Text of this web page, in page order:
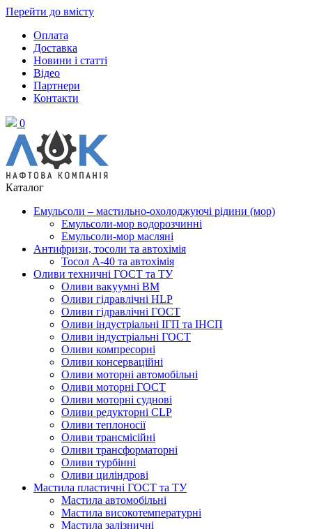
Перейти до вмісту
Оплата
Доставка
Новини і статті
Відео
Партнери
Контакти
0
Каталог
Емульсоли – мастильно-охолоджуючі рідини (мор)
Емульсоли-мор водорозчинні
Емульсоли-мор масляні
Антифризи, тосоли та автохімія
Тосол А-40 та автохімія
Оливи техничні ГОСТ та ТУ
Оливи вакуумні ВМ
Оливи гідравлічні HLP
Оливи гідравлічні ГОСТ
Оливи індустріальні ІГП та ІНСП
Оливи індустріальні ГОСТ
Оливи компресорні
Оливи консерваційні
Оливи моторні автомобільні
Оливи моторні ГОСТ
Оливи моторні суднові
Оливи редукторні CLP
Оливи теплоносії
Оливи трансмісійні
Оливи трансформаторні
Оливи турбінні
Оливи циліндрові
Мастила пластичні ГОСТ та ТУ
Мастила автомобільні
Мастила високотемпературні
Мастила залізничні